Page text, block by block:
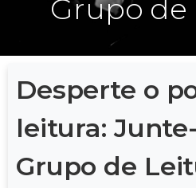
Grupo de
Desperte o
leitura:
Grupo de